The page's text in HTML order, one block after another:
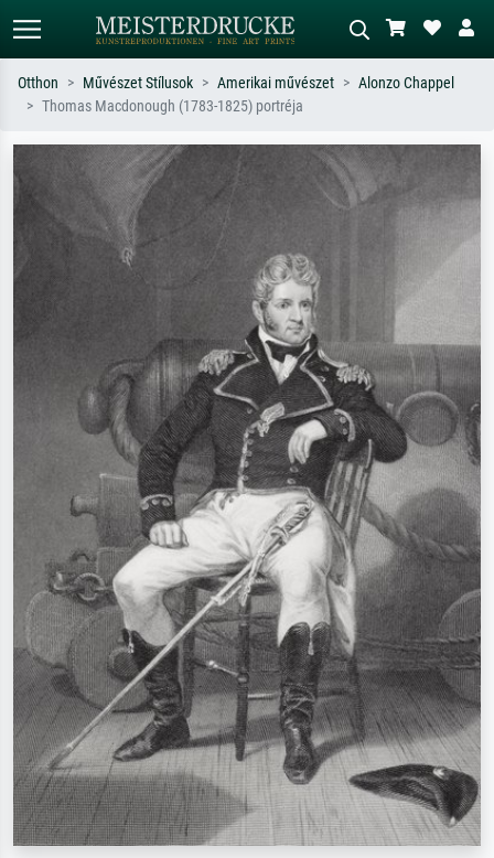
Keressen művész, műcím vagy stílus
szerint – pl. Monet, Csillagos éj,
impresszionizmus, Hokusai-hullám,
akt.
Írja le a jelenetet – pl. zöld rét, sok
piros absztrakt, sötét olajkép, álló akt
egy fa mellett.
Otthon Művészet Stílusok Amerikai művészet
Alonzo Chappel
Thomas Macdonough (1783-1825) portréja